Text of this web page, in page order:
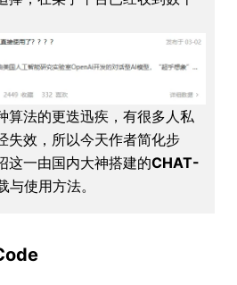
算法的更迭迅疾，有很多人私
失效，所以今天作者简化步
这一由国内大神搭建的CHAT-
与使用方法。